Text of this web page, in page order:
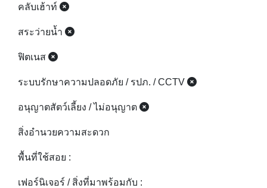
คลับเฮ้าท์
สระว่ายน้ำ
ฟิตเนส
ระบบรักษาความปลอดภัย / รปภ. / CCTV
อนุญาตสัตว์เลี้ยง / ไม่อนุญาต
สิ่งอำนวยความสะดวก
พื้นที่ใช้สอย :
เฟอร์นิเจอร์ / สิ่งที่มาพร้อมกับ :